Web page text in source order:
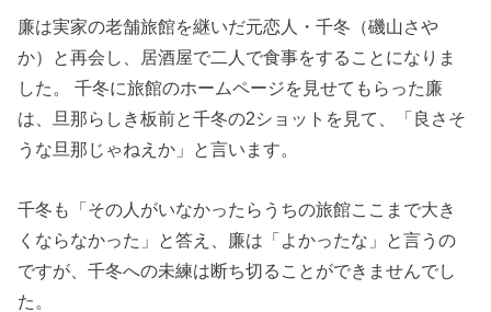
廉は実家の老舗旅館を継いだ元恋人・千冬（磯山さや
か）と再会し、居酒屋で二人で食事をすることになりま
した。 千冬に旅館のホームページを見せてもらった廉
は、旦那らしき板前と千冬の2ショットを見て、「良さそ
うな旦那じゃねえか」と言います。
千冬も「その人がいなかったらうちの旅館ここまで大き
くならなかった」と答え、廉は「よかったな」と言うの
ですが、千冬への未練は断ち切ることができませんでし
た。